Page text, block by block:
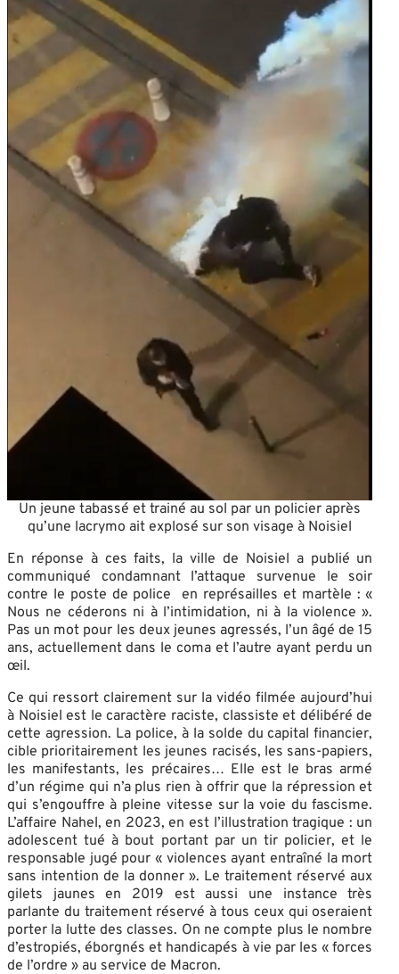
Un jeune tabassé et trainé au sol par un policier après
qu’une lacrymo ait explosé sur son visage à Noisiel
En réponse à ces faits, la ville de Noisiel a publié un
communiqué condamnant l’attaque survenue le soir
contre le poste de police en représailles et martèle : «
Nous ne céderons ni à l’intimidation, ni à la violence ».
Pas un mot pour les deux jeunes agressés, l’un âgé de 15
ans, actuellement dans le coma et l’autre ayant perdu un
œil.
Ce qui ressort clairement sur la vidéo filmée aujourd’hui
à Noisiel est le caractère raciste, classiste et délibéré de
cette agression. La police, à la solde du capital financier,
cible prioritairement les jeunes racisés, les sans-papiers,
les manifestants, les précaires… Elle est le bras armé
d’un régime qui n’a plus rien à offrir que la répression et
qui s’engouffre à pleine vitesse sur la voie du fascisme.
L’affaire Nahel, en 2023, en est l’illustration tragique : un
adolescent tué à bout portant par un tir policier, et le
responsable jugé pour « violences ayant entraîné la mort
sans intention de la donner ». Le traitement réservé aux
gilets jaunes en 2019 est aussi une instance très
parlante du traitement réservé à tous ceux qui oseraient
porter la lutte des classes. On ne compte plus le nombre
d’estropiés, éborgnés et handicapés à vie par les « forces
de l’ordre » au service de Macron.